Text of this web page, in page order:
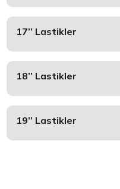
17’’ Lastikler
18’’ Lastikler
19’’ Lastikler